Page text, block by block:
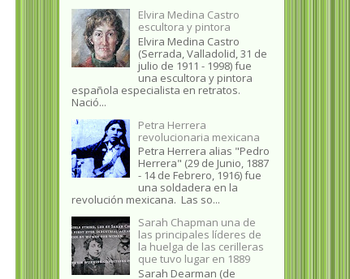
Elvira Medina Castro
escultora y pintora
Elvira Medina Castro
(Serrada, Valladolid, 31 de
julio de 1911 - 1998) fue
una escultora y pintora
española especialista en retratos.
Nació...
Petra Herrera
revolucionaria mexicana
Petra Herrera alias "Pedro
Herrera" (29 de Junio, 1887
- 14 de Febrero, 1916) fue
una soldadera en la
revolución mexicana. Las so...
Sarah Chapman una de
las principales líderes de
la huelga de las cerilleras
que tuvo lugar en 1889
Sarah Dearman (de